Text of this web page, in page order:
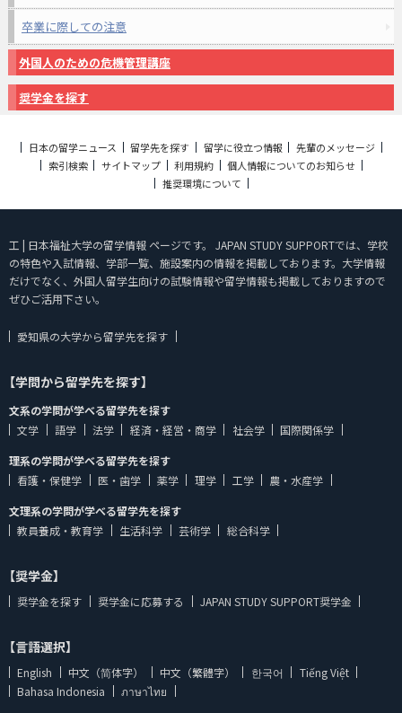
卒業に際しての注意
外国人のための危機管理講座
奨学金を探す
日本の留学ニュース 留学先を探す 留学に役立つ情報
先輩のメッセージ
索引検索
サイトマップ 利用規約
個人情報についてのお知らせ
推奨環境について
工 | 日本福祉大学の留学情報 ページです。 JAPAN STUDY SUPPORTでは、学校
の特色や入試情報、学部一覧、施設案内の情報を掲載しております。大学情報
だけでなく、外国人留学生向けの試験情報や留学情報も掲載しておりますので
ぜひご活用下さい。
愛知県の大学から留学先を探す
【学問から留学先を探す】
文系の学問が学べる留学先を探す
文学
語学 法学 経済・経営・商学 社会学
国際関係学
理系の学問が学べる留学先を探す
看護・保健学
医・歯学 薬学 理学 工学
農・水産学
文理系の学問が学べる留学先を探す
教員養成・教育学
生活科学 芸術学 総合科学
【奨学金】
奨学金を探す 奨学金に応募する JAPAN STUDY SUPPORT奨学金
【言語選択】
English 中文（简体字） 中文（繁體字） 한국어
Tiếng Việt
Bahasa Indonesia
ภาษาไทย